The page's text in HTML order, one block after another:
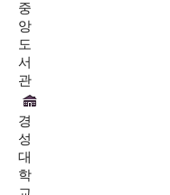
중
앙
도
서
관
경
성
대
학